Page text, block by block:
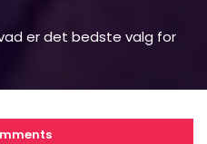
er det bedste valg for